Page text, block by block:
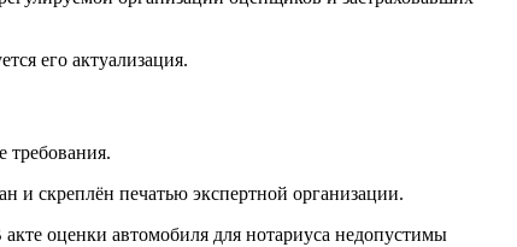
его актуализация.
требования.
скреплён печатью экспертной организации.
оценки автомобиля для нотариуса недопустимы